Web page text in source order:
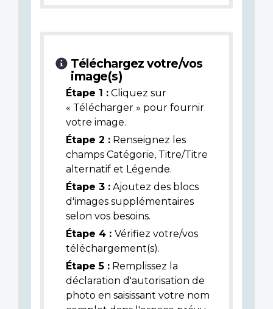
Téléchargez votre/vos
image(s)
Étape 1 : Cliquez sur
« Télécharger » pour fournir
votre image.
Étape 2 : Renseignez les
champs Catégorie, Titre/Titre
alternatif et Légende.
Étape 3 : Ajoutez des blocs
d'images supplémentaires
selon vos besoins.
Étape 4 : Vérifiez votre/vos
téléchargement(s).
Étape 5 : Remplissez la
déclaration d'autorisation de
photo en saisissant votre nom